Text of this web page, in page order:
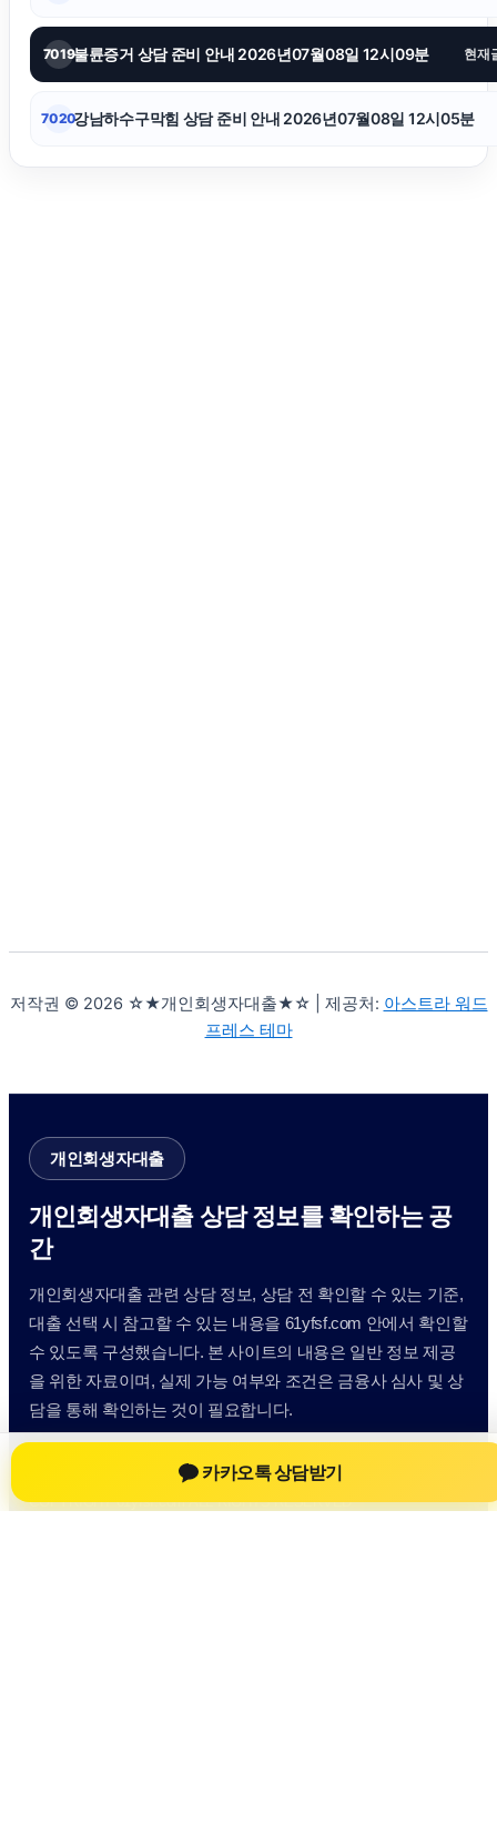
인스타그램 좋아요
개인회생대출
7019불륜증거 상담 준비 안내 2026년07월08일 12시09분 현재
7020강남하수구막힘 상담 준비 안내 2026년07월08일 12시05분
저작권 © 2026 ☆★개인회생자대출★☆ | 제공처: 아스트라 워드
프레스 테마
개인회생자대출
개인회생자대출 상담 정보를 확인하는 공
간
개인회생자대출 관련 상담 정보, 상담 전 확인할 수 있는 기준,
대출 선택 시 참고할 수 있는 내용을 61yfsf.com 안에서 확인할
수 있도록 구성했습니다. 본 사이트의 내용은 일반 정보 제공
을 위한 자료이며, 실제 가능 여부와 조건은 금융사 심사 및 상
담을 통해 확인하는 것이 필요합니다.
URL: https://61yfsf.com/
COPYRIGHT 61yfsf.com ALL RIGHTS RESERVED
카카오톡 상담받기